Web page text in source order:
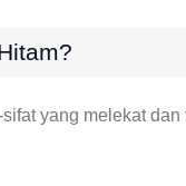
yang melekat